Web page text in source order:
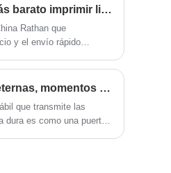
y responsabilidad
¿Por qué se imprimen tantos libros en China? ¿Es más barato imprimir libros en China?
Rathan que
y el envío rápido
Impresión de libros infantiles de tapa dura: historias eternas, momentos preciosos
que transmite las
es como una puerta